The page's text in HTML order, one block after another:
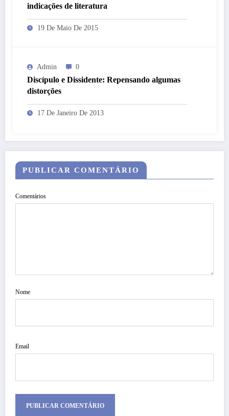
indicações de literatura
19 De Maio De 2015
Admin 0
Discípulo e Dissidente: Repensando algumas
distorções
17 De Janeiro De 2013
PUBLICAR COMENTÁRIO
Comentários
Nome
Email